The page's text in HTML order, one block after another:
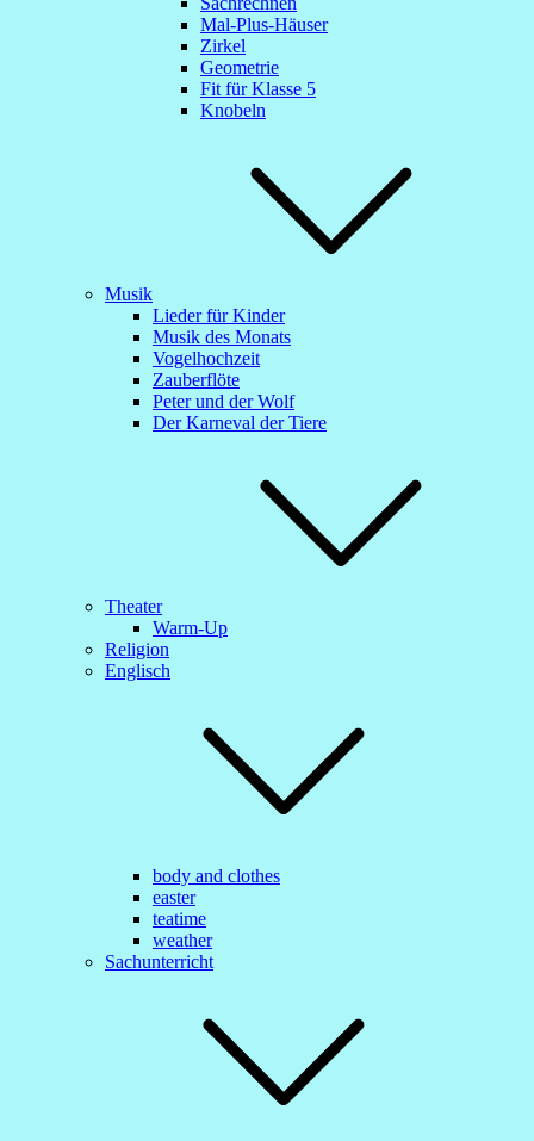
Mal-Plus-Häuser
Zirkel
Geometrie
Fit für Klasse 5
Knobeln
Musik
Lieder für Kinder
Musik des Monats
Vogelhochzeit
Zauberflöte
Peter und der Wolf
Der Karneval der Tiere
Theater
Warm-Up
Religion
Englisch
body and clothes
easter
teatime
weather
Sachunterricht